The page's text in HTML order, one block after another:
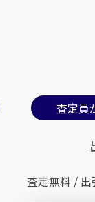
査定員
査定無料 / 出